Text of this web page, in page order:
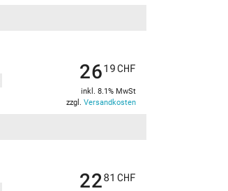
2619CHF
inkl. 8.1% MwSt
zzgl. Versandkosten
2281 CHF